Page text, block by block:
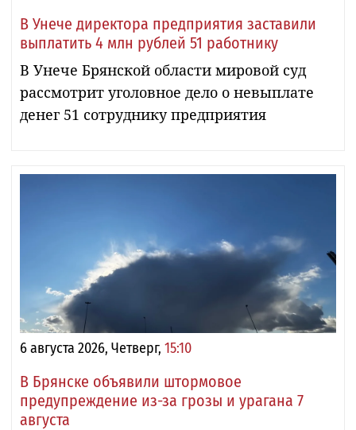
В Унече директора предприятия заставили
выплатить 4 млн рублей 51 работнику
В Унече Брянской области мировой суд
рассмотрит уголовное дело о невыплате
денег 51 сотруднику предприятия
6 августа 2026, Четверг, 15:10
В Брянске объявили штормовое
предупреждение из-за грозы и урагана 7
августа